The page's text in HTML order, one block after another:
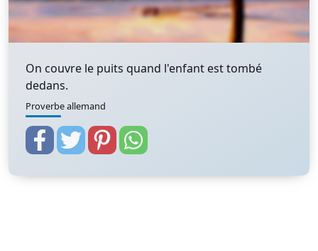
On couvre le puits quand l'enfant est tombé
dedans.
Proverbe allemand